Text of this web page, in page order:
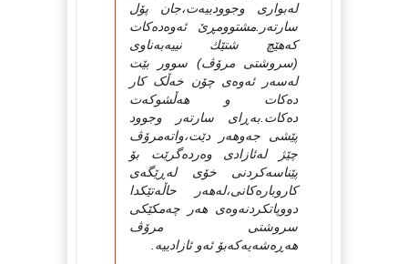
له‌بواری وجوودییه‌ت،جان پۆل
سارته‌ر.مشتوومڕێ ئه‌وه‌ده‌کات
که‌هێچ شتێك نییه‌به‌ناوی
(سروشتی مرۆڤ) سوور بێت
له‌سه‌ر ئه‌وه‌ی چۆن خه‌ڵک کار
ده‌کات و هه‌ڵشوکه‌ت
ده‌کات.به‌ڕای سارته‌ر وجوود
پێشی جه‌وهه‌ر دێت،واته‌مرۆڤ
چێژ له‌ئازادی وه‌رده‌گرێت بۆ
پێناسه‌کردنی خۆی له‌ڕێگه‌ی
کاروباره‌کانی،له‌هه‌ر حاڵه‌تێکدا
دووپاتکردنه‌وه‌ی هه‌ر چه‌مکێكی
سروشتی مرۆڤ
هه‌ڕه‌شه‌یه‌که‌بۆ ئه‌و ئازادییه‌.